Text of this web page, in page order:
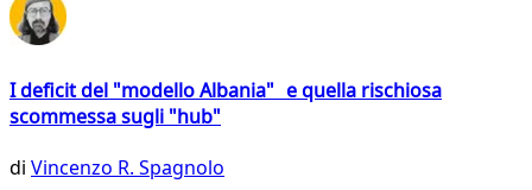
I deficit del "modello Albania" e quella rischiosa
scommessa sugli "hub"
di Vincenzo R. Spagnolo